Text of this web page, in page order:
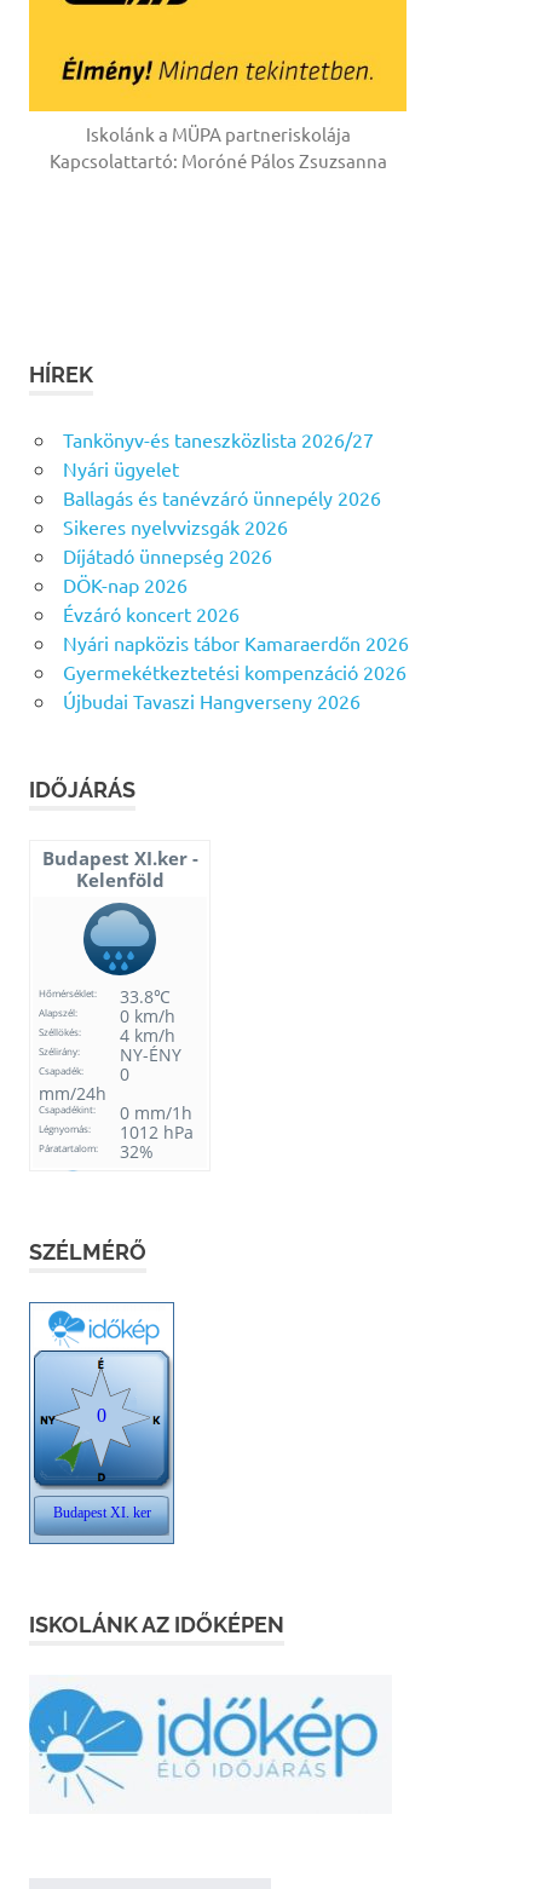
Iskolánk a MÜPA partneriskolája
Kapcsolattartó: Moróné Pálos Zsuzsanna
HÍREK
Tankönyv-és taneszközlista 2026/27
Nyári ügyelet
Ballagás és tanévzáró ünnepély 2026
Sikeres nyelvvizsgák 2026
Díjátadó ünnepség 2026
DÖK-nap 2026
Évzáró koncert 2026
Nyári napközis tábor Kamaraerdőn 2026
Gyermekétkeztetési kompenzáció 2026
Újbudai Tavaszi Hangverseny 2026
IDŐJÁRÁS
SZÉLMÉRŐ
ISKOLÁNK AZ IDŐKÉPEN